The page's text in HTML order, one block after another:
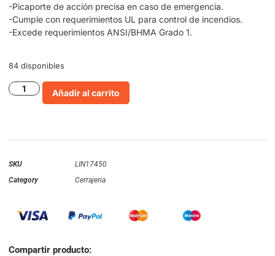
-Picaporte de acción precisa en caso de emergencia.
-Cumple con requerimientos UL para control de incendios.
-Excede requerimientos ANSI/BHMA Grado 1.
84 disponibles
Añadir al carrito
SKU
LIN17450
Category
Cerrajeria
Compartir producto: